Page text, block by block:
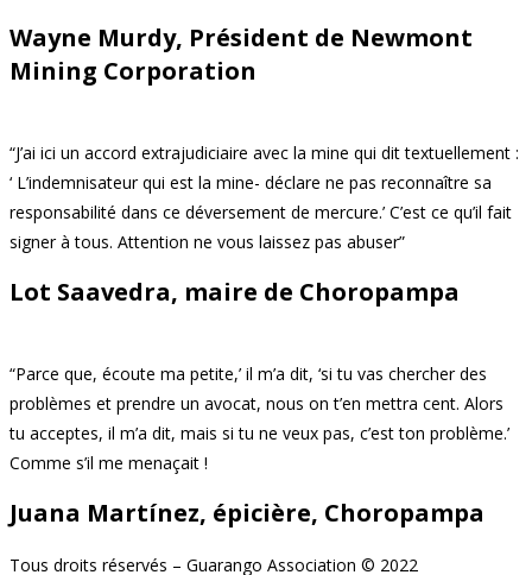
Wayne Murdy, Président de Newmont
Mining Corporation
“J’ai ici un accord extrajudiciaire avec la mine qui dit textuellement :
‘ L’indemnisateur qui est la mine- déclare ne pas reconnaître sa
responsabilité dans ce déversement de mercure.’ C’est ce qu’il fait
signer à tous. Attention ne vous laissez pas abuser”
Lot Saavedra, maire de Choropampa
“Parce que, écoute ma petite,’ il m’a dit, ‘si tu vas chercher des
problèmes et prendre un avocat, nous on t’en mettra cent. Alors
tu acceptes, il m’a dit, mais si tu ne veux pas, c’est ton problème.’
Comme s’il me menaçait !
Juana Martínez, épicière, Choropampa
Tous droits réservés – Guarango Association © 2022